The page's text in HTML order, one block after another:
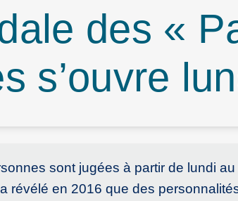
des «
s’ouvre
sont jugées à partir de lundi
révélé en 2016 que des